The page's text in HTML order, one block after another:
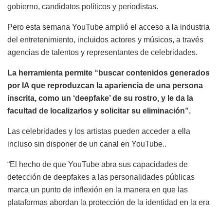
gobierno, candidatos políticos y periodistas.
Pero esta semana YouTube amplió el acceso a la industria
del entretenimiento, incluidos actores y músicos, a través
agencias de talentos y representantes de celebridades.
La herramienta permite “buscar contenidos generados
por IA que reproduzcan la apariencia de una persona
inscrita, como un ‘deepfake’ de su rostro, y le da la
facultad de localizarlos y solicitar su eliminación”.
Las celebridades y los artistas pueden acceder a ella
incluso sin disponer de un canal en YouTube..
“El hecho de que YouTube abra sus capacidades de
detección de deepfakes a las personalidades públicas
marca un punto de inflexión en la manera en que las
plataformas abordan la protección de la identidad en la era